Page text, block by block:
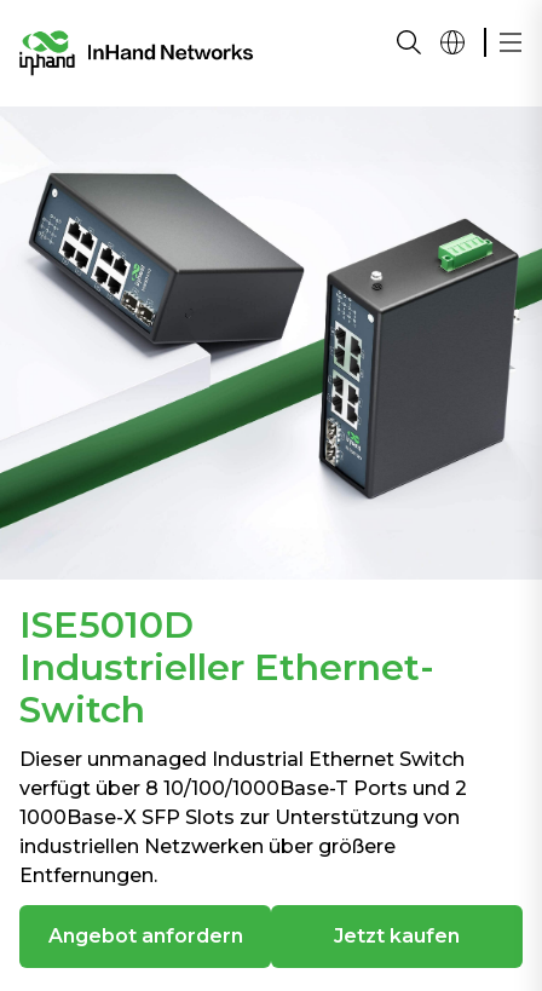
ISE5010D
Industrieller Ethernet-
Switch
Dieser unmanaged Industrial Ethernet Switch
verfügt über 8 10/100/1000Base-T Ports und 2
1000Base-X SFP Slots zur Unterstützung von
industriellen Netzwerken über größere
Entfernungen.
Angebot anfordern Jetzt kaufen